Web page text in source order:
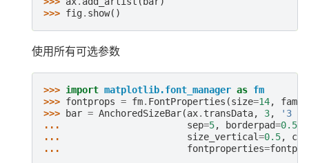
>>> fig. show()
使用所有可选参数
>>> import matplotlib.font_manager as fm
>>> fontprops = fm. FontProperties (size=14,
>>>
bar = AnchoredSizeBar(ax. transData, 3,
'3
...
sep=5, borderpad=0.5
...
size_vertical=0.5,
...
fontproperties=